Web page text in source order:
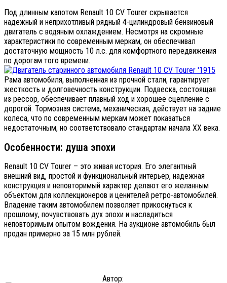
Под длинным капотом Renault 10 CV Tourer скрывается
надежный и неприхотливый рядный 4-цилиндровый бензиновый
двигатель с водяным охлаждением. Несмотря на скромные
характеристики по современным меркам, он обеспечивал
достаточную мощность 10 л.с. для комфортного передвижения
по дорогам того времени.
Рама автомобиля, выполненная из прочной стали, гарантирует
жесткость и долговечность конструкции. Подвеска, состоящая
из рессор, обеспечивает плавный ход и хорошее сцепление с
дорогой. Тормозная система, механическая, действует на задние
колеса, что по современным меркам может показаться
недостаточным, но соответствовало стандартам начала XX века.
Особенности: душа эпохи
Renault 10 CV Tourer – это живая история. Его элегантный
внешний вид, простой и функциональный интерьер, надежная
конструкция и неповторимый характер делают его желанным
объектом для коллекционеров и ценителей ретро-автомобилей.
Владение таким автомобилем позволяет прикоснуться к
прошлому, почувствовать дух эпохи и насладиться
неповторимым опытом вождения. На аукционе автомобиль был
продан примерно за 15 млн рублей.
Автор: